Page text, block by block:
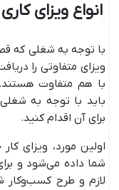
انواع ویزای کاری
با توجه به شغلی که
ویزای متفاوتی را
با هم متفاوت
باید با توجه به
برای آن اقدام کنید.
شما داده می‌شود و
لازم و طرح کسب‌وکار